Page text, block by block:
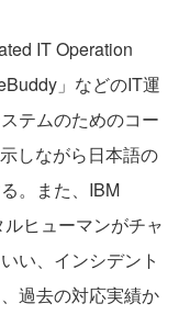
IT Operation
」などのIT運
テムのためのコー
しながら日本語の
。また、IBM
ヒューマンがチャ
い、インシデント
過去の対応実績か